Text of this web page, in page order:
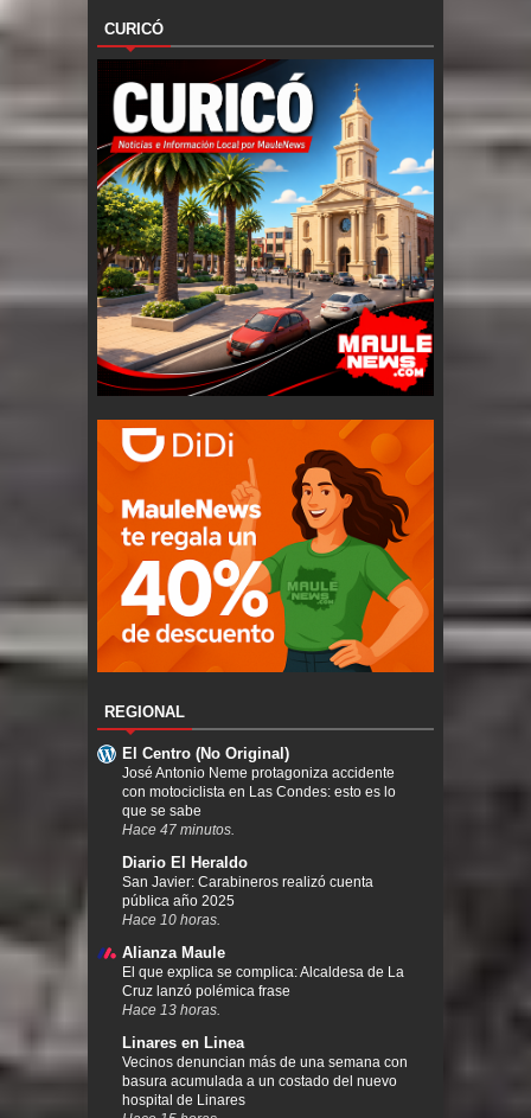
CURICÓ
REGIONAL
El Centro (No Original)
José Antonio Neme protagoniza accidente
con motociclista en Las Condes: esto es lo
que se sabe
Hace 47 minutos.
Diario El Heraldo
San Javier: Carabineros realizó cuenta
pública año 2025
Hace 10 horas.
Alianza Maule
El que explica se complica: Alcaldesa de La
Cruz lanzó polémica frase
Hace 13 horas.
Linares en Linea
Vecinos denuncian más de una semana con
basura acumulada a un costado del nuevo
hospital de Linares